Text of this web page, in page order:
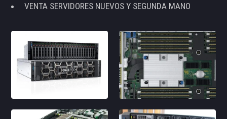
VENTA SERVIDORES NUEVOS Y SEGUNDA MANO